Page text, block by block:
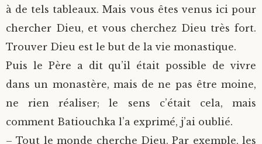
à de tels tableaux. Mais vous êtes venus ici pour
chercher Dieu, et vous cherchez Dieu très fort.
Trouver Dieu est le but de la vie monastique.
Puis le Père a dit qu’il était possible de vivre
dans un monastère, mais de ne pas être moine,
ne rien réaliser; le sens c’était cela, mais
comment Batiouchka l’a exprimé, j’ai oublié.
– Tout le monde cherche Dieu. Par exemple, les